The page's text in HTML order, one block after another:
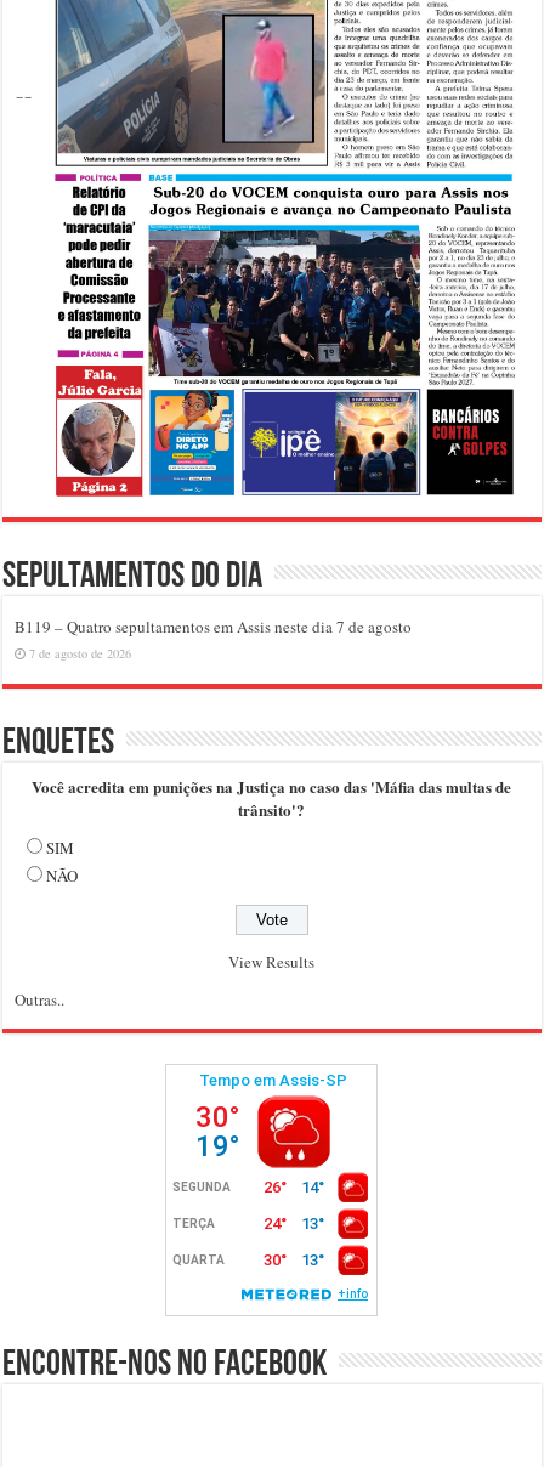
Sepultamentos do dia
B119 – Quatro sepultamentos em Assis neste dia 7 de agosto
7 de agosto de 2026
Enquetes
Você acredita em punições na Justiça no caso das 'Máfia das multas de
trânsito'?
SIM
NÃO
View Results
Outras..
Encontre-nos no Facebook